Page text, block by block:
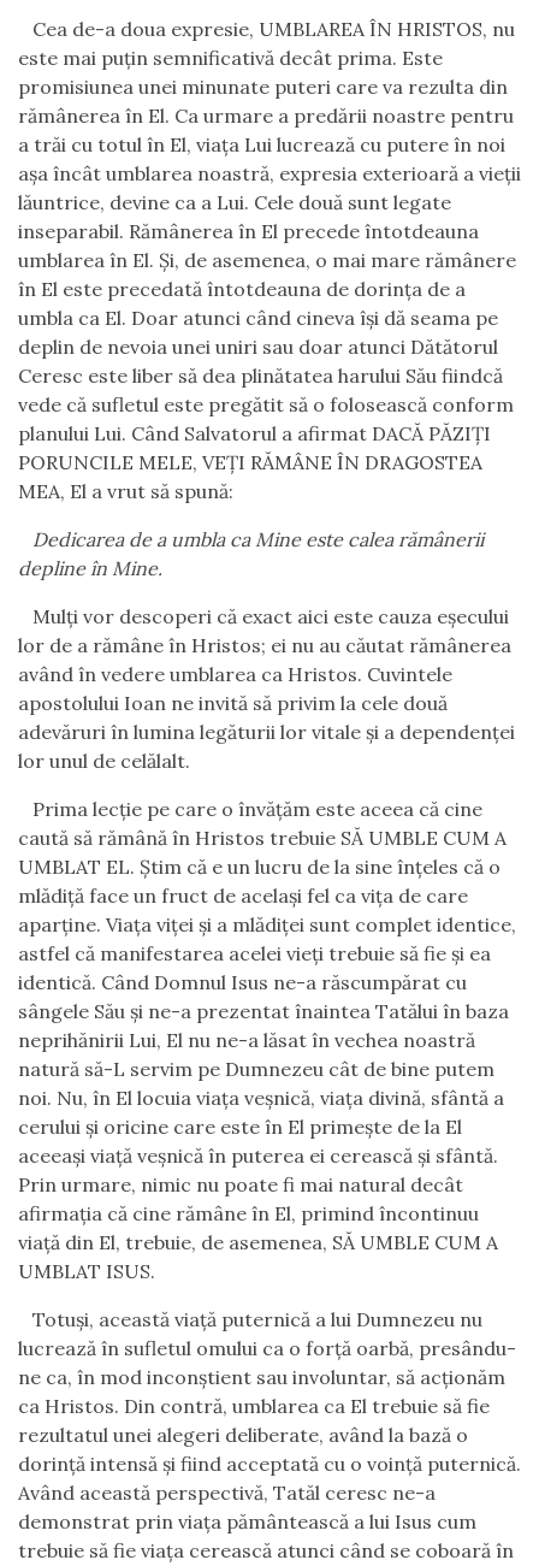
Cea de-a doua expresie, UMBLAREA ÎN HRISTOS, nu
este mai puțin semnificativă decât prima. Este
promisiunea unei minunate puteri care va rezulta din
rămânerea în El. Ca urmare a predării noastre pentru
a trăi cu totul în El, viața Lui lucrează cu putere în noi
așa încât umblarea noastră, expresia exterioară a vieții
lăuntrice, devine ca a Lui. Cele două sunt legate
inseparabil. Rămânerea în El precede întotdeauna
umblarea în El. Și, de asemenea, o mai mare rămânere
în El este precedată întotdeauna de dorința de a
umbla ca El. Doar atunci când cineva își dă seama pe
deplin de nevoia unei uniri sau doar atunci Dătătorul
Ceresc este liber să dea plinătatea harului Său fiindcă
vede că sufletul este pregătit să o folosească conform
planului Lui. Când Salvatorul a afirmat DACĂ PĂZIȚI
PORUNCILE MELE, VEȚI RĂMÂNE ÎN DRAGOSTEA
MEA, El a vrut să spună:
Dedicarea de a umbla ca Mine este calea rămânerii
depline în Mine.
Mulți vor descoperi că exact aici este cauza eșecului
lor de a rămâne în Hristos; ei nu au căutat rămânerea
având în vedere umblarea ca Hristos. Cuvintele
apostolului Ioan ne invită să privim la cele două
adevăruri în lumina legăturii lor vitale și a dependenței
lor unul de celălalt.
Prima lecție pe care o învățăm este aceea că cine
caută să rămână în Hristos trebuie SĂ UMBLE CUM A
UMBLAT EL. Știm că e un lucru de la sine înțeles că o
mlădiță face un fruct de același fel ca vița de care
aparține. Viața viței și a mlădiței sunt complet identice,
astfel că manifestarea acelei vieți trebuie să fie și ea
identică. Când Domnul Isus ne-a răscumpărat cu
sângele Său și ne-a prezentat înaintea Tatălui în baza
neprihănirii Lui, El nu ne-a lăsat în vechea noastră
natură să-L servim pe Dumnezeu cât de bine putem
noi. Nu, în El locuia viața veșnică, viața divină, sfântă a
cerului și oricine care este în El primește de la El
aceeași viață veșnică în puterea ei cerească și sfântă.
Prin urmare, nimic nu poate fi mai natural decât
afirmația că cine rămâne în El, primind încontinuu
viață din El, trebuie, de asemenea, SĂ UMBLE CUM A
UMBLAT ISUS.
Totuși, această viață puternică a lui Dumnezeu nu
lucrează în sufletul omului ca o forță oarbă, presându-
ne ca, în mod inconștient sau involuntar, să acționăm
ca Hristos. Din contră, umblarea ca El trebuie să fie
rezultatul unei alegeri deliberate, având la bază o
dorință intensă și fiind acceptată cu o voință puternică.
Având această perspectivă, Tatăl ceresc ne-a
demonstrat prin viața pământească a lui Isus cum
trebuie să fie viața cerească atunci când se coboară în